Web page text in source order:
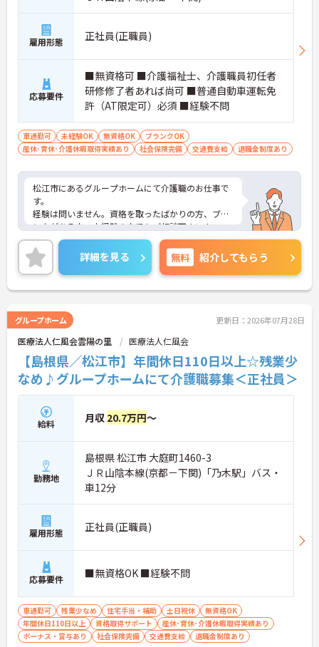
雇用形態 正社員(正職員)
応募要件
■無資格可 ■介護福祉士、介護職員初任者
研修修了者あれば尚可 ■普通自動車運転免
許（AT限定可）必須 ■経験不問
車通勤可 未経験OK 無資格OK
ブランクOK
産休･育休･介護休暇取得実績あり
社会保険完備 交通費支給 退職金制度あり
松江市にあるグループホームにて介護職のお仕事で
す。
経験は問いません。資格を取ったばかりの方、ブラ
ンクがある方、未経験の方でもご相談下さい！
また、残業はございません。オフの時間を満喫出来
て、家事やプライベートとの両立がしやすい職場で
す♪
ご興味がある方は是非一度マイナビまでお問い合わ
せください。さらに詳細などお伝えします！
詳細を見る 無料 紹介してもらう
グループホーム 更新日：2026年07月28日
医療法人仁風会雲陽の里 医療法人仁風会
【島根県／松江市】年間休日110日以上☆残業少
なめ♪グループホームにて介護職募集＜正社員＞
給料 月収 20.7万円～
勤務地
島根県 松江市 大庭町1460-3
ＪＲ山陰本線(京都－下関)「乃木駅」バス・
車12分
雇用形態 正社員(正職員)
応募要件 ■無資格OK ■経験不問
車通勤可 残業少なめ 住宅手当・補助 土日祝休
無資格OK
年間休日110日以上
資格取得サポート
産休･育休･介護休暇取得実績あり
ボーナス・賞与あり
社会保険完備 交通費支給 退職金制度あり